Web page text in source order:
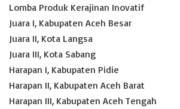
Lomba Produk Kerajinan Inovatif
Juara I, Kabupaten Aceh Besar
Juara II, Kota Langsa
Juara III, Kota Sabang
Harapan I, Kabupaten Pidie
Harapan II, Kabupaten Aceh Barat
Harapan III, Kabupaten Aceh Tengah